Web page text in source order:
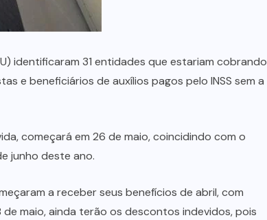
identificaram 31 entidades que estariam cobrando
e beneficiários de auxílios pagos pelo INSS sem a
começará em 26 de maio, coincidindo com o
junho deste ano.
a receber seus benefícios de abril, com
maio, ainda terão os descontos indevidos, pois